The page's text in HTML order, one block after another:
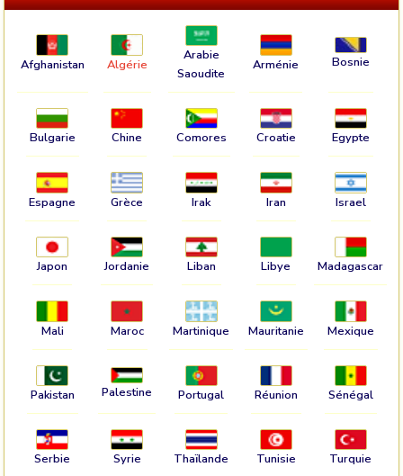
Afghanistan Algérie
Arabie
Saoudite
Arménie Bosnie
Bulgarie Chine Comores Croatie Egypte
Espagne Grèce Irak Iran Israel
Japon Jordanie Liban Libye Madagascar
Mali Maroc Martinique Mauritanie Mexique
Pakistan Palestine Portugal Réunion Sénégal
Serbie Syrie Thaïlande Tunisie Turquie